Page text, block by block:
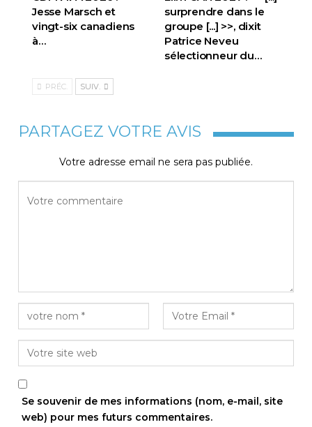
Jesse Marsch et
vingt-six canadiens
à…
surprendre dans le
groupe [...] >>, dixit
Patrice Neveu
sélectionneur du…
PRÉC. SUIV.
PARTAGEZ VOTRE AVIS
Votre adresse email ne sera pas publiée.
Se souvenir de mes informations (nom, e-mail, site
web) pour mes futurs commentaires.